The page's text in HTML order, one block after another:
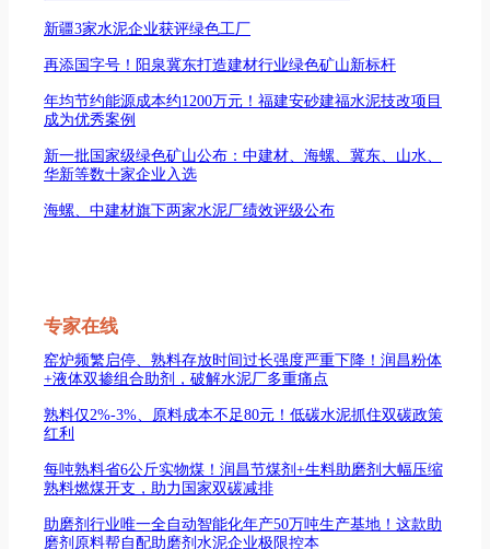
新疆3家水泥企业获评绿色工厂
再添国字号！阳泉冀东打造建材行业绿色矿山新标杆
年均节约能源成本约1200万元！福建安砂建福水泥技改项目
成为优秀案例
新一批国家级绿色矿山公布：中建材、海螺、冀东、山水、
华新等数十家企业入选
海螺、中建材旗下两家水泥厂绩效评级公布
专家在线
窑炉频繁启停、熟料存放时间过长强度严重下降！润昌粉体
+液体双掺组合助剂，破解水泥厂多重痛点
熟料仅2%-3%、原料成本不足80元！低碳水泥抓住双碳政策
红利
每吨熟料省6公斤实物煤！润昌节煤剂+生料助磨剂大幅压缩
熟料燃煤开支，助力国家双碳减排
助磨剂行业唯一全自动智能化年产50万吨生产基地！这款助
磨剂原料帮自配助磨剂水泥企业极限控本